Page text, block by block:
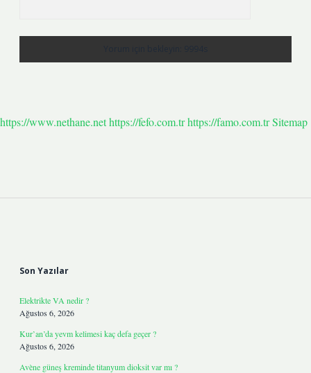
https://www.nethane.nethttps://fefo.com.trhttps://famo.com.trSitemap
Son Yazılar
Elektrikte VA nedir ?
Ağustos 6, 2026
Kur’an’da yevm kelimesi kaç defa geçer ?
Ağustos 6, 2026
Avène güneş kreminde titanyum dioksit var mı ?